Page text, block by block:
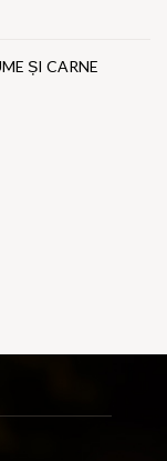
ȘI CARNE